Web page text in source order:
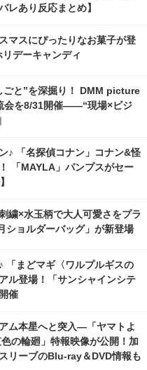
あり反応まとめ】
マスにぴったりなお菓子が登
デーキャンディ
ごと”を深掘り！ DMM picture
会を8/31開催――“現場×ビジ
♪ 「名探偵コナン」コナン&怪
「MAYLA」パンプスがセー
繍×水玉柄で大人可愛さをプラ
ショルダーバッグ」が新登場
「まどマギ〈ワルプルギスの
ル登場！「サンシャインシテ
催
ム本星へと突入―「ヤマトよ
の輪廻」特報映像が公開！加
リーブのBlu-ray＆DVD情報も